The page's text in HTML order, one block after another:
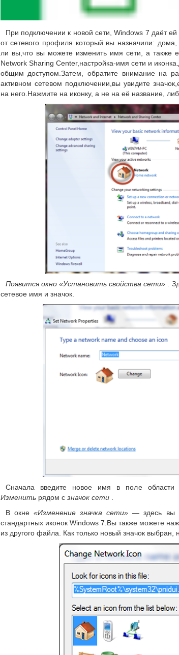
При подключении к новой сети, Windows 7 даёт
от сетевого профиля который вы назначили:
ли вы,что вы можете изменить имя сети, а также
Network Sharing Center,настройка-имя сети и
общим доступом.Затем, обратите внимание на
активном сетевом подключении,вы увидите
на него.Нажмите на иконку, а не на её название,
Появится окно «Установить свойства сети» .
сетевое имя и значок.
Сначала введите новое имя в поле области
Изменитьрядом с значок сети.
В окне «Изменение значка сети» — здесь вы
стандартных иконок Windows 7.Вы также можете
из другого файла. Как только новый значок выбран,